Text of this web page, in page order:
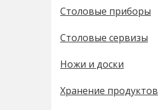
Столовые приборы
Столовые сервизы
Ножи и доски
Хранение продуктов